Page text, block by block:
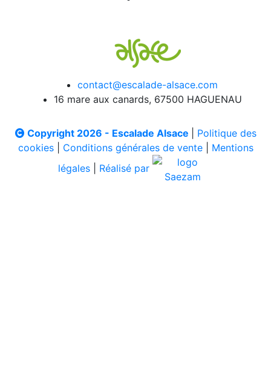
contact@escalade-alsace.com
16 mare aux canards, 67500 HAGUENAU
Copyright 2026 - Escalade Alsace
Politique des
cookies| Conditions générales de vente| Mentions
légales
Réalisé par